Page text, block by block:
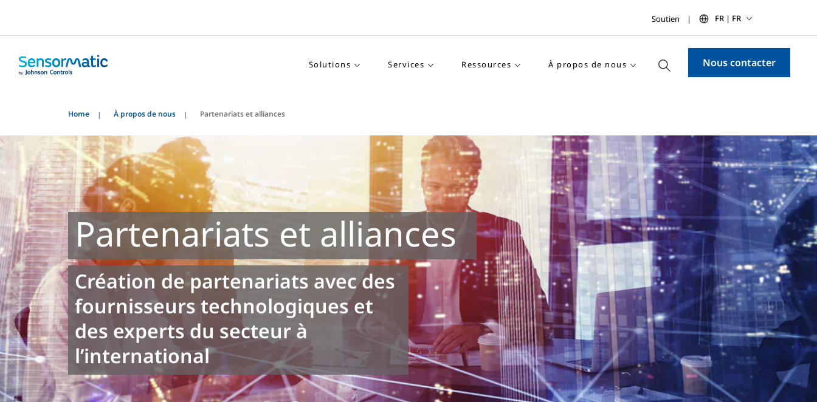
Soutien FR | FR
Solutions Services Ressources À propos de nous Nous contacter
Home À propos de nous Partenariats et alliances
Partenariats et alliances
Création de partenariats avec des
fournisseurs technologiques et
des experts du secteur à
l’international